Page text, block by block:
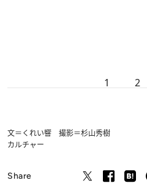
1 2
文＝くれい響 撮影＝杉山秀樹
カルチャー
Share